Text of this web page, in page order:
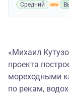
Средний
«Михаил
проекта
мореходными
по рекам,